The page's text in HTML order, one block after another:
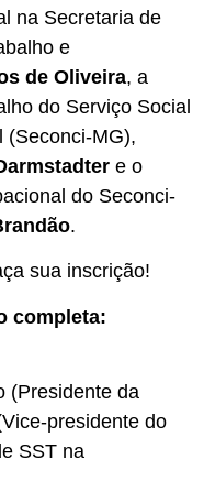
na Secretaria de
e
de Oliveira, a
do Serviço Social
(Seconci-MG),
e o
do Seconci-
.
sua inscrição!
completa:
(Presidente da
presidente do
SST na